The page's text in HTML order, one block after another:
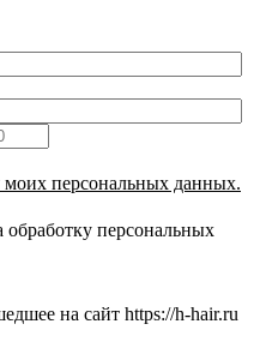
моих персональных данных.
обработку персональных
на сайт https://h-hair.ru